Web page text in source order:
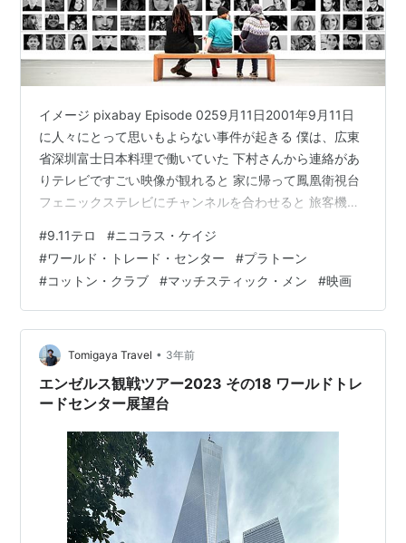
イメージ pixabay Episode 0259月11日2001年9月11日
に人々にとって思いもよらない事件が起きる 僕は、広東
省深圳富士日本料理で働いていた 下村さんから連絡があ
りテレビですごい映像が観れると 家に帰って鳳凰衛視台
フェニックステレビにチャンネルを合わせると 旅客機が
できた 映画じゃないよねこの世界のリアルなんだ一体何
が起きたんだろう ビルが崩壊していく様は、、映画以上
に映画だった その翌日から色々な情報が入って来た富士
銀行の社員が、二つ目にターゲットにされたビルに残っ
ており被害に遭った現地の人間を帰宅させ日本人12人
は、ビル…
#9.11テロ #ニコラス・ケイジ
#ワールド・トレード・センター #プラトーン
#コットン・クラブ #マッチスティック・メン #映画
Tomigaya Travel • 3年前
エンゼルス観戦ツアー2023 その18 ワールドトレ
ードセンター展望台